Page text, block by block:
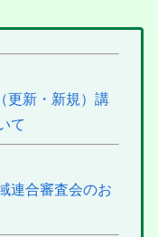
更新・新規）講
て
連合審査会のお